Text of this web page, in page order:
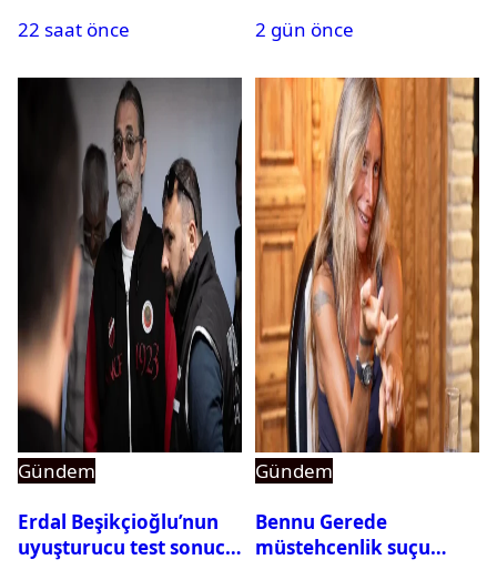
22 saat önce
2 gün önce
Gündem
Erdal Beşikçioğlu’nun
uyuşturucu test sonucu
Gündem
Bennu Gerede
müstehcenlik suçu